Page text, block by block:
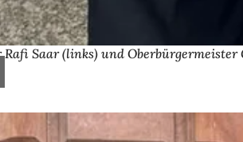
Rafi Saar (links) und